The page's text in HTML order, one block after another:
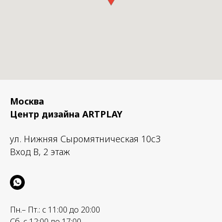
Москва
Центр дизайна ARTPLAY
ул. Нижняя Сыромятническая 10с3
Вход B, 2 этаж
Пн.– Пт.: с 11:00 до 20:00